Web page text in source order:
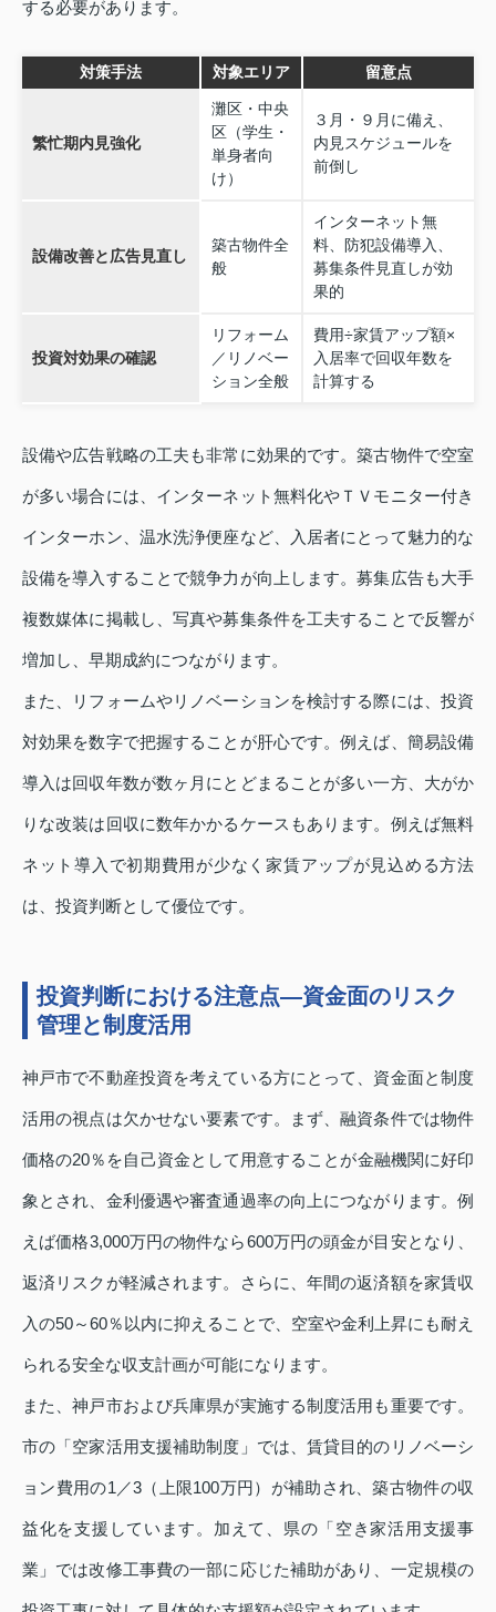
する必要があります。
対策手法 対象エリア 留意点
繁忙期内見強化
灘区・中央
区（学生・
単身者向
け）
３月・９月に備え、
内見スケジュールを
前倒し
設備改善と広告見直し
築古物件全
般
インターネット無
料、防犯設備導入、
募集条件見直しが効
果的
投資対効果の確認
リフォーム
／リノベー
ション全般
費用÷家賃アップ額×
入居率で回収年数を
計算する
設備や広告戦略の工夫も非常に効果的です。築古物件で空室
が多い場合には、インターネット無料化やＴＶモニター付き
インターホン、温水洗浄便座など、入居者にとって魅力的な
設備を導入することで競争力が向上します。募集広告も大手
複数媒体に掲載し、写真や募集条件を工夫することで反響が
増加し、早期成約につながります。
また、リフォームやリノベーションを検討する際には、投資
対効果を数字で把握することが肝心です。例えば、簡易設備
導入は回収年数が数ヶ月にとどまることが多い一方、大がか
りな改装は回収に数年かかるケースもあります。例えば無料
ネット導入で初期費用が少なく家賃アップが見込める方法
は、投資判断として優位です。
投資判断における注意点—資金面のリスク
管理と制度活用
神戸市で不動産投資を考えている方にとって、資金面と制度
活用の視点は欠かせない要素です。まず、融資条件では物件
価格の20％を自己資金として用意することが金融機関に好印
象とされ、金利優遇や審査通過率の向上につながります。例
えば価格3,000万円の物件なら600万円の頭金が目安となり、
返済リスクが軽減されます。さらに、年間の返済額を家賃収
入の50～60％以内に抑えることで、空室や金利上昇にも耐え
られる安全な収支計画が可能になります。
また、神戸市および兵庫県が実施する制度活用も重要です。
市の「空家活用支援補助制度」では、賃貸目的のリノベーシ
ョン費用の1／3（上限100万円）が補助され、築古物件の収
益化を支援しています。加えて、県の「空き家活用支援事
業」では改修工事費の一部に応じた補助があり、一定規模の